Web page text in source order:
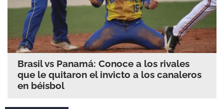
Brasil vs Panamá: Conoce a los rivales
que le quitaron el invicto a los canaleros
en béisbol